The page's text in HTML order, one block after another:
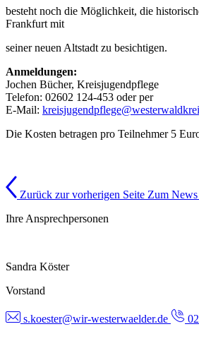
besteht noch die Möglichkeit, die
Frankfurt mit
seiner neuen Altstadt zu besichtigen.
Anmeldungen:
Jochen Bücher, Kreisjugendpflege
Telefon: 02602 124-453 oder per
E-Mail:
Die Kosten betragen pro Teilnehmer 5
Zurück zur vorherigen Seite Zum
Ihre Ansprechpersonen
Sandra Köster
Vorstand
s.koester@wir-westerwaelder.de